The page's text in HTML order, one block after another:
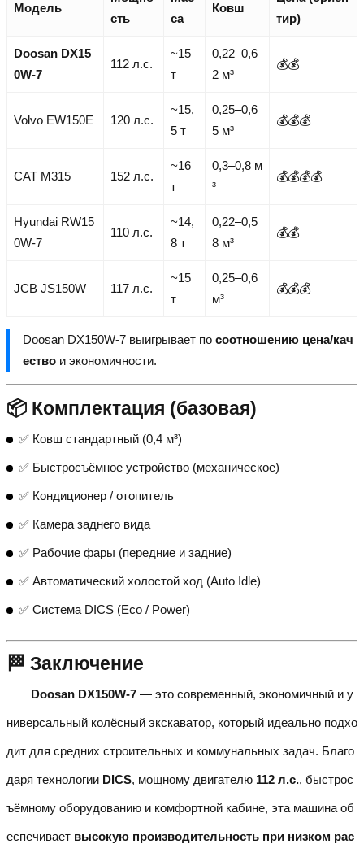
Модель
сть
са
Ковш
тир)
Doosan DX15
0W-7
112 л.с.
~15
т
0,22–0,6
2 м³
💰💰
Volvo EW150E 120 л.с.
~15,
5 т
0,25–0,6
5 м³
💰💰💰
CAT M315 152 л.с.
~16
т
0,3–0,8 м
³
💰💰💰💰
Hyundai RW15
0W-7
110 л.с.
~14,
8 т
0,22–0,5
8 м³
💰💰
JCB JS150W 117 л.с.
~15
т
0,25–0,6
м³
💰💰💰
Doosan DX150W-7 выигрывает по соотношению цена/кач
ество и экономичности.
📦 Комплектация (базовая)
✅ Ковш стандартный (0,4 м³)
✅ Быстросъёмное устройство (механическое)
✅ Кондиционер / отопитель
✅ Камера заднего вида
✅ Рабочие фары (передние и задние)
✅ Автоматический холостой ход (Auto Idle)
✅ Система DICS (Eco / Power)
🏁 Заключение
Doosan DX150W-7 — это современный, экономичный и у
ниверсальный колёсный экскаватор, который идеально подхо
дит для средних строительных и коммунальных задач. Благо
даря технологии DICS, мощному двигателю 112 л.с., быстрос
ъёмному оборудованию и комфортной кабине, эта машина об
еспечивает высокую производительность при низком рас